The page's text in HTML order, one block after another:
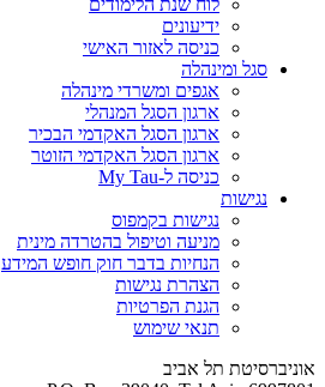
ידיעונים
כניסה לאזור האישי
סגל ומינהלה
אגפים ומשרדי מינהלה
ארגון הסגל המנהלי
ארגון הסגל האקדמי הבכיר
ארגון הסגל האקדמי הזוטר
כניסה ל-My Tau
נגישות
נגישות בקמפוס
מניעה וטיפול בהטרדה מינית
הנחיות בדבר חוק חופש המידע
הצהרת נגישות
הגנת הפרטיות
תנאי שימוש
אוניברסיטת תל אביב